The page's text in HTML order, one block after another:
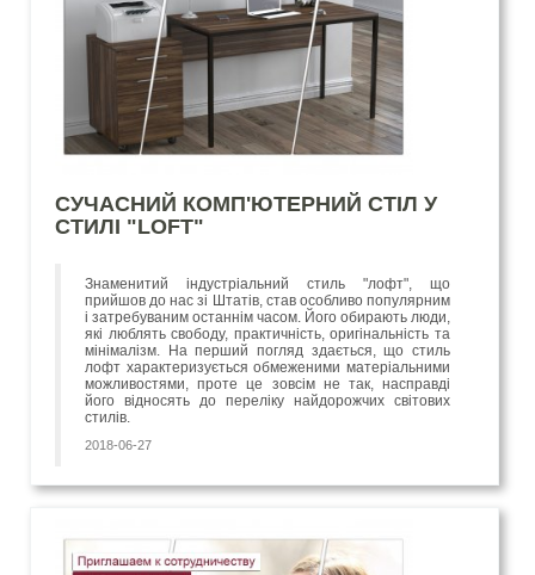
СУЧАСНИЙ КОМП'ЮТЕРНИЙ СТІЛ У
СТИЛІ "LOFT"
Знаменитий індустріальний стиль "лофт", що
прийшов до нас зі Штатів, став особливо популярним
і затребуваним останнім часом. Його обирають люди,
які люблять свободу, практичність, оригінальність та
мінімалізм. На перший погляд здається, що стиль
лофт характеризується обмеженими матеріальними
можливостями, проте це зовсім не так, насправді
його відносять до переліку найдорожчих світових
стилів.
2018-06-27